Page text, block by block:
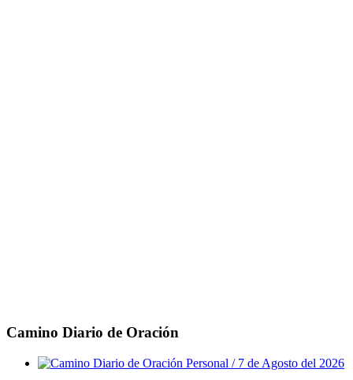
Camino Diario de Oración